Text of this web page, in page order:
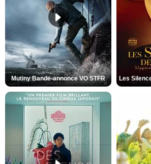
Mutiny Bande-annonce VO STFR